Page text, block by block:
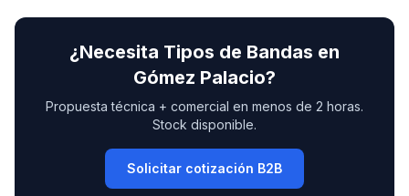
¿Necesita Tipos de Bandas en
Gómez Palacio?
Propuesta técnica + comercial en menos de 2 horas.
Stock disponible.
Solicitar cotización B2B